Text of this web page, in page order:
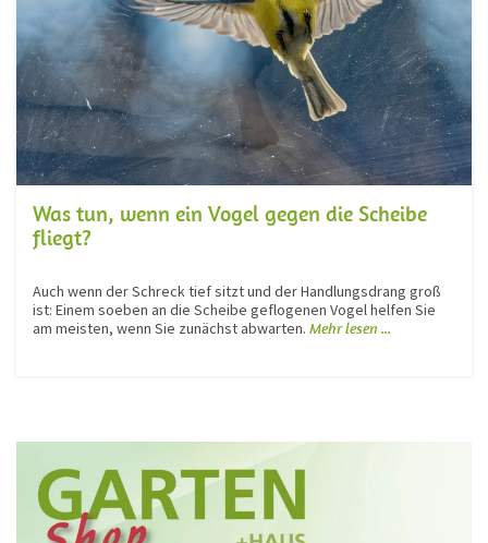
Was tun, wenn ein Vogel gegen die Scheibe
fliegt?
Auch wenn der Schreck tief sitzt und der Handlungsdrang groß
ist: Einem soeben an die Scheibe geflogenen Vogel helfen Sie
am meisten, wenn Sie zunächst abwarten. Mehr lesen ...